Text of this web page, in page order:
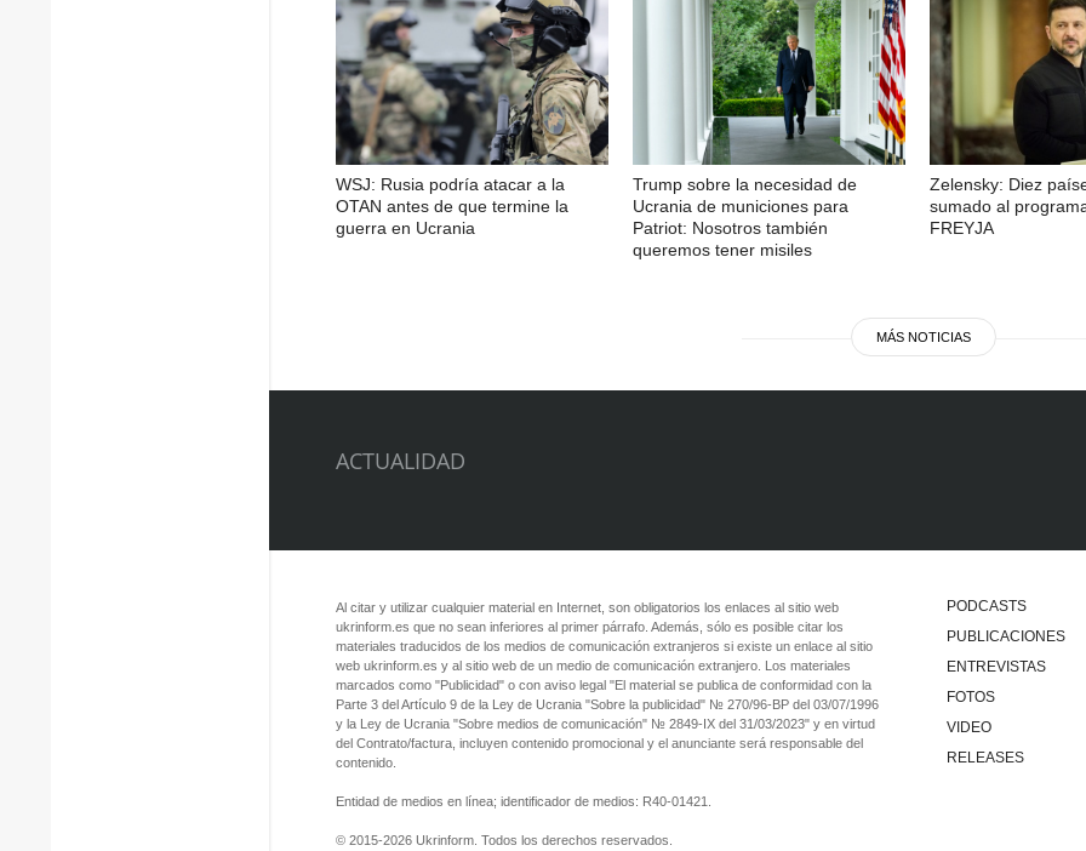
WSJ: Rusia podría atacar a la
OTAN antes de que termine la
guerra en Ucrania
Trump sobre la necesidad de
Ucrania de municiones para
Patriot: Nosotros también
queremos tener misiles
Zelensky: Diez
sumado al
FREYJA
MÁS NOTICIAS
ACTUALIDAD
PODCASTS
PUBLICACIONES
ENTREVISTAS
FOTOS
VIDEO
RELEASES
Al citar y utilizar cualquier material en Internet, son obligatorios los enlaces al sitio web
ukrinform.es que no sean inferiores al primer párrafo. Además, sólo es posible citar los
materiales traducidos de los medios de comunicación extranjeros si existe un enlace al sitio
web ukrinform.es y al sitio web de un medio de comunicación extranjero. Los materiales
marcados como "Publicidad" o con aviso legal "El material se publica de conformidad con la
Parte 3 del Artículo 9 de la Ley de Ucrania "Sobre la publicidad" № 270/96-ВР del 03/07/1996
y la Ley de Ucrania "Sobre medios de comunicación" № 2849-IX del 31/03/2023" y en virtud
del Contrato/factura, incluyen contenido promocional y el anunciante será responsable del
contenido.
Entidad de medios en línea; identificador de medios: R40-01421.
© 2015-2026 Ukrinform. Todos los derechos reservados.